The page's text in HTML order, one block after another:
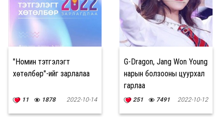
"Номин тэтгэлэгт
хөтөлбөр"-ийг зарлалаа
11 1878 2022-10-14
G-Dragon, Jang Won Young
нарын болзооны цуурхал
гарлаа
251 7491 2022-10-12